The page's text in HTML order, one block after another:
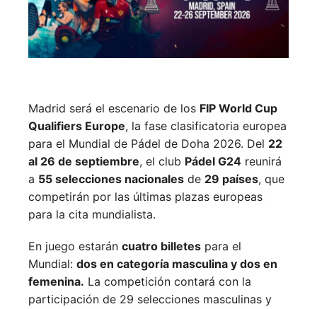
Madrid será el escenario de los FIP World Cup
Qualifiers Europe, la fase clasificatoria europea
para el Mundial de Pádel de Doha 2026. Del 22
al 26 de septiembre, el club Pádel G24 reunirá
a 55 selecciones nacionales de 29 países, que
competirán por las últimas plazas europeas
para la cita mundialista.
En juego estarán cuatro billetes para el
Mundial: dos en categoría masculina y dos en
femenina. La competición contará con la
participación de 29 selecciones masculinas y